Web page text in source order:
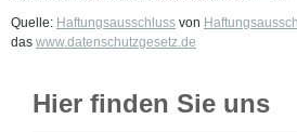
Quelle: Haftungsausschluss von
das www.datenschutzgesetz.de
Hier finden Sie uns